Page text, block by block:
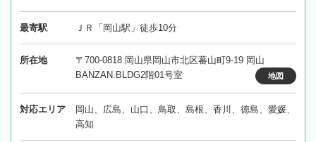
最寄駅 ＪＲ「岡山駅」徒歩10分
所在地
〒700-0818 岡山県岡山市北区蕃山町9-19 岡山
BANZAN.BLDG2階01号室
地図
対応エリア
岡山、広島、山口、鳥取、島根、香川、徳島、愛媛、
高知